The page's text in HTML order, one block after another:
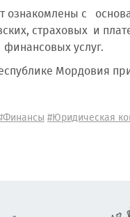
с
страховых и
услуг.
Мордовия
#Юридическая